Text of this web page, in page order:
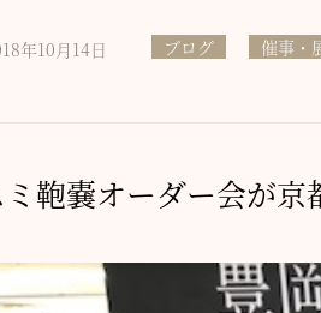
年10月14日 ブログ 催事・
鞄嚢オーダー会が京